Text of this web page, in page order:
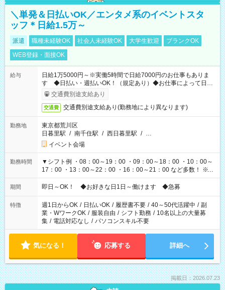
＼単発＆日払いOK／エンタメ系のイベントスタ
ッフ＊日給1.5万～
派遣 職種未経験OK 社会人未経験OK 大学生歓迎
ブランクOK
WEB登録・面接OK
給与
日給1万5000円～※実働5時間で日給7000円のお仕事もありま
す ◆日払い・週払いOK！（規定あり）◆お仕事によって日給
も異なります
交通費別途支給あり
交通費 交通費別途支給あり(勤務地により異なります)
勤務地
東京都荒川区
日暮里駅 / 南千住駅 / 西日暮里駅 / …
イベント会場
勤務時間
▼シフト例 ・08：00～19：00 ・09：00～18：00 ・10：00～
17：00 ・13：00～22：00 ・16：00～21：00 など多数！ ※お
仕事により勤務時間が異なります
期間 即日～OK！ ◆お好きな日1日～働けます ◆急募
特徴 週1日からOK / 日払いOK / 履歴書不要 / 40～50代活躍中 / 副
業・WワークOK / 服装自由 / シフト勤務 / 10名以上の大量募
集 / 電話対応なし / パソコンスキル不要
気になる！ 応募する 詳細へ
掲載日：2026.07.23